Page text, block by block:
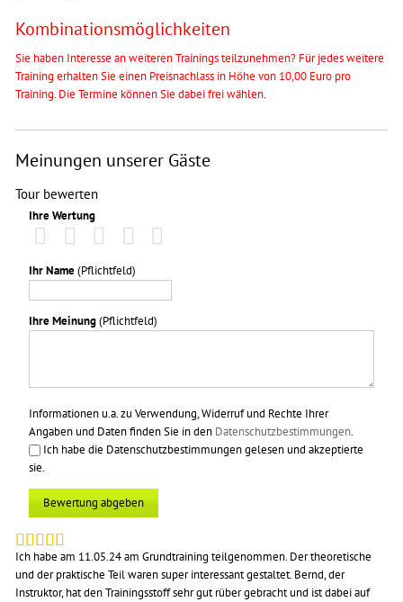
Kombinationsmöglichkeiten
Sie haben Interesse an weiteren Trainings teilzunehmen? Für jedes weitere
Training erhalten Sie einen Preisnachlass in Höhe von 10,00 Euro pro
Training. Die Termine können Sie dabei frei wählen.
Meinungen unserer Gäste
Tour bewerten
Ihre Wertung
Ihr Name(Pflichtfeld)
Ihre Meinung(Pflichtfeld)
Informationen u.a. zu Verwendung, Widerruf und Rechte Ihrer
Angaben und Daten finden Sie in den Datenschutzbestimmungen.
Ich habe die Datenschutzbestimmungen gelesen und akzeptierte
sie.
Bewertung abgeben
Ich habe am 11.05.24 am Grundtraining teilgenommen. Der theoretische
und der praktische Teil waren super interessant gestaltet. Bernd, der
Instruktor, hat den Trainingsstoff sehr gut rüber gebracht und ist dabei auf